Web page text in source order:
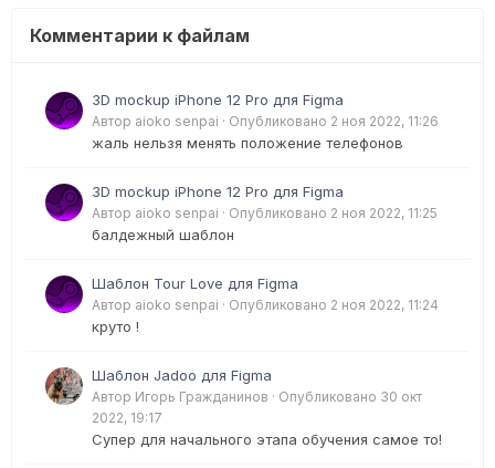
Комментарии к файлам
3D mockup iPhone 12 Pro для Figma
Автор aioko senpai · Опубликовано 2 ноя 2022, 11:26
жаль нельзя менять положение телефонов
3D mockup iPhone 12 Pro для Figma
Автор aioko senpai · Опубликовано 2 ноя 2022, 11:25
балдежный шаблон
Шаблон Tour Love для Figma
Автор aioko senpai · Опубликовано 2 ноя 2022, 11:24
круто !
Шаблон Jadoo для Figma
Автор Игорь Гражданинов · Опубликовано 30 окт
2022, 19:17
Супер для начального этапа обучения самое то!